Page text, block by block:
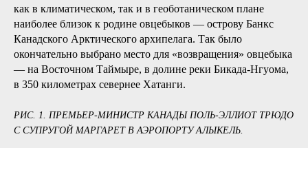
как в климатическом, так и в геоботаническом плане
наиболее близок к родине овцебыков — острову Банкс
Канадского Арктического архипелага. Так было
окончательно выбрано место для «возвращения» овцебыка
— на Восточном Таймыре, в долине реки Бикада-Нгуома,
в 350 километрах севернее Хатанги.
РИС. 1. ПРЕМЬЕР-МИНИСТР КАНАДЫ ПОЛЬ-ЭЛЛИОТ ТРЮДО
С СУПРУГОЙ МАРГАРЕТ В АЭРОПОРТУ АЛЫКЕЛЬ.